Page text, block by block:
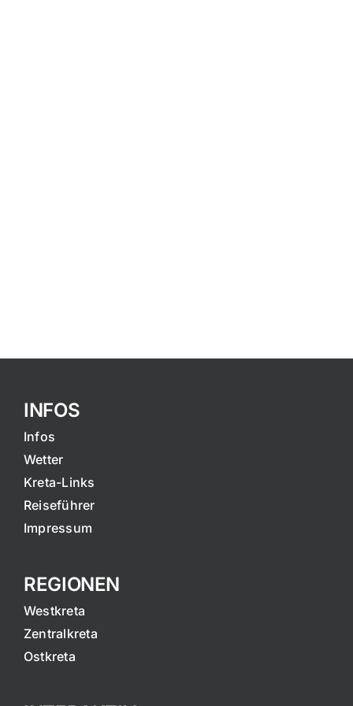
INFOS
Infos
Wetter
Kreta-Links
Reiseführer
Impressum
REGIONEN
Westkreta
Zentralkreta
Ostkreta